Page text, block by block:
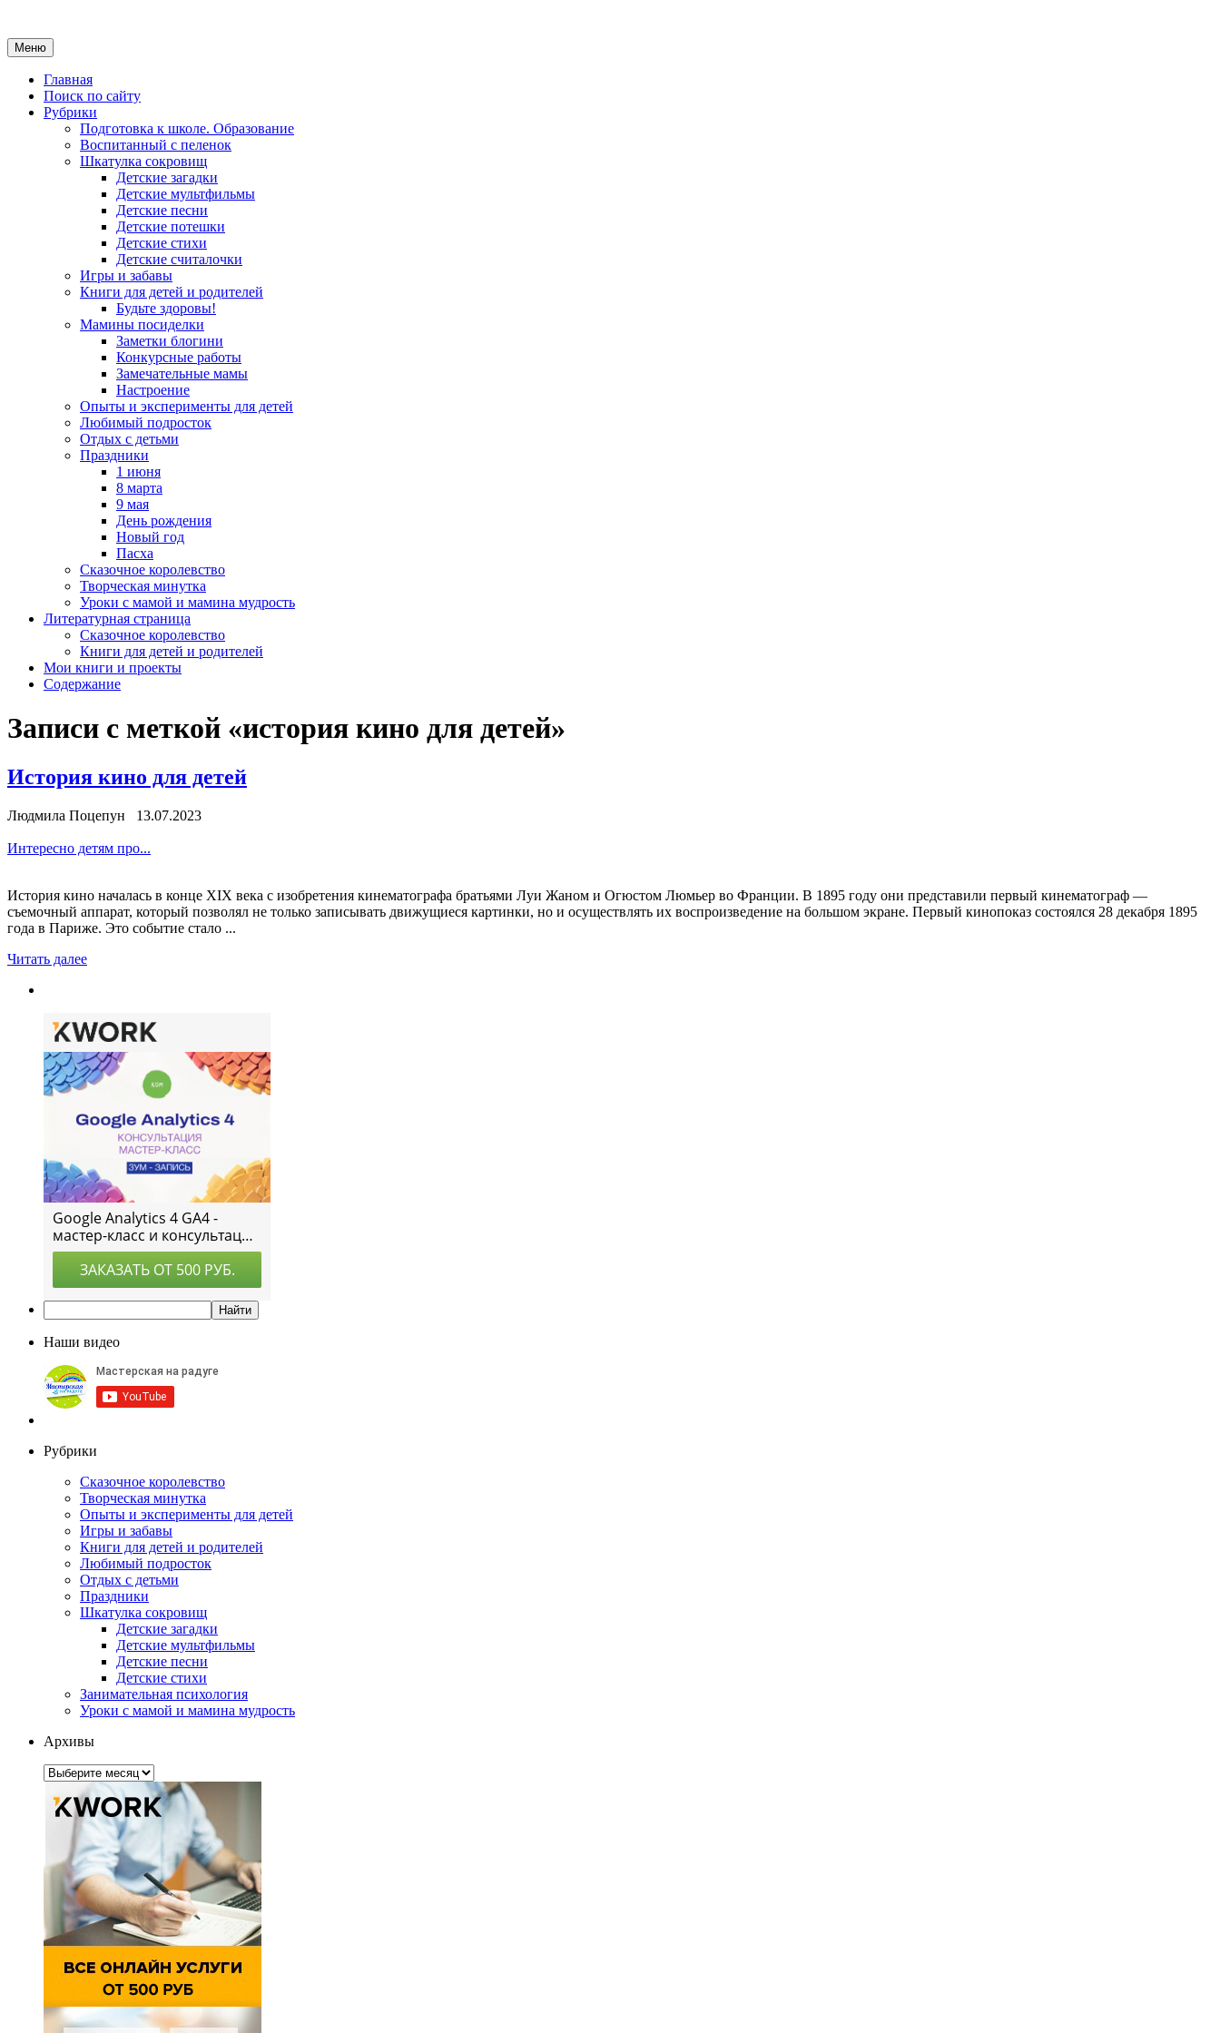
Меню
Главная
Поиск по сайту
Рубрики
Подготовка к школе. Образование
Воспитанный с пеленок
Шкатулка сокровищ
Детские загадки
Детские мультфильмы
Детские песни
Детские потешки
Детские стихи
Детские считалочки
Игры и забавы
Книги для детей и родителей
Будьте здоровы!
Мамины посиделки
Заметки блогини
Конкурсные работы
Замечательные мамы
Настроение
Опыты и эксперименты для детей
Любимый подросток
Отдых с детьми
Праздники
1 июня
8 марта
9 мая
День рождения
Новый год
Пасха
Сказочное королевство
Творческая минутка
Уроки с мамой и мамина мудрость
Литературная страница
Сказочное королевство
Книги для детей и родителей
Мои книги и проекты
Содержание
Записи с меткой «история кино для детей»
История кино для детей
Людмила Поцепун 13.07.2023
Интересно детям про...
История кино началась в конце XIX века с изобретения кинематографа братьями Луи Жаном и Огюстом Люмьер во Франции. В 1895 году они представили первый кинематограф —
съемочный аппарат, который позволял не только записывать движущиеся картинки, но и осуществлять их воспроизведение на большом экране. Первый кинопоказ состоялся 28 декабря 1895
года в Париже. Это событие стало ...
Читать далее
Наши видео
Рубрики
Сказочное королевство
Творческая минутка
Опыты и эксперименты для детей
Игры и забавы
Книги для детей и родителей
Любимый подросток
Отдых с детьми
Праздники
Шкатулка сокровищ
Детские загадки
Детские мультфильмы
Детские песни
Детские стихи
Занимательная психология
Уроки с мамой и мамина мудрость
Архивы
Архивы